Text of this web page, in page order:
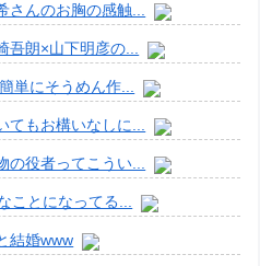
さんのお胸の感触...
朗×山下明彦の...
単にそうめん作...
てもお構いなしに...
の役者ってこうい...
ことになってる...
結婚www